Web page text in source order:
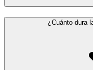
¿Cuánto dura